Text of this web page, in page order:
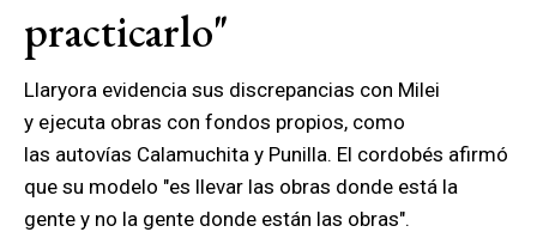
practicarlo"
Llaryora evidencia sus discrepancias con Milei
y ejecuta obras con fondos propios, como
las autovías Calamuchita y Punilla. El cordobés afirmó
que su modelo "es llevar las obras donde está la
gente y no la gente donde están las obras".